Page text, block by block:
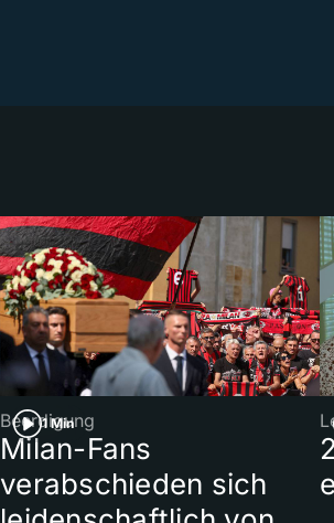
1 Min
Beerdigung
Milan-Fans
verabschieden sich